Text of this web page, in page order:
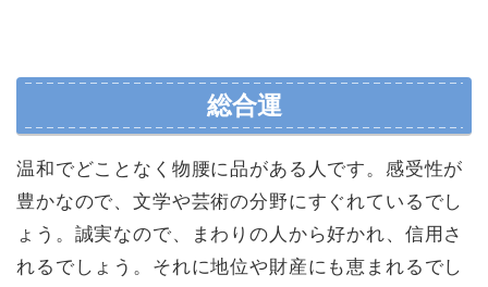
総合運
温和でどことなく物腰に品がある人です。感受性が
豊かなので、文学や芸術の分野にすぐれているでし
ょう。誠実なので、まわりの人から好かれ、信用さ
れるでしょう。それに地位や財産にも恵まれるでし